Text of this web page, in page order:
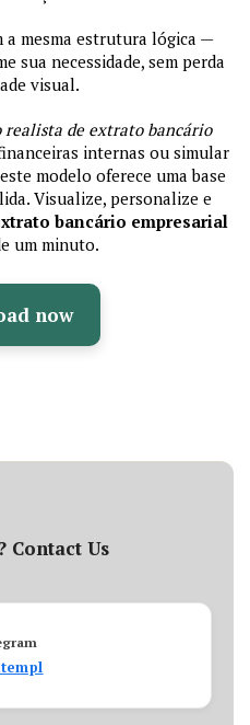
a mesma estrutura lógica —
sua necessidade, sem perda
visual.
realista de extrato bancário
internas ou simular
modelo oferece uma base
Visualize, personalize e
bancário empresarial
um minuto.
now
Contact Us